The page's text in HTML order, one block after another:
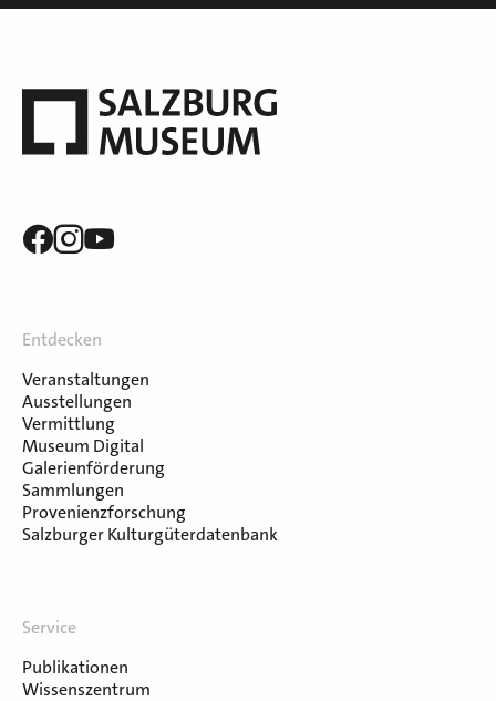
Entdecken
Veranstaltungen
Ausstellungen
Vermittlung
Museum Digital
Galerienförderung
Sammlungen
Provenienzforschung
Salzburger Kulturgüterdatenbank
Service
Publikationen
Wissenszentrum